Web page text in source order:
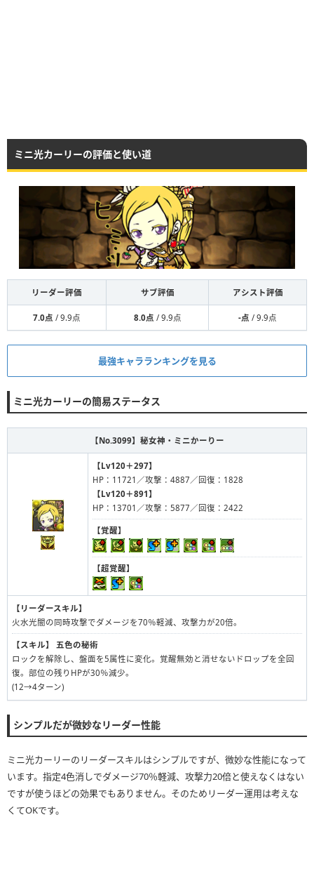
ミニ光カーリーの評価と使い道
リーダー評価 サブ評価 アシスト評価
7.0点 / 9.9点 8.0点 / 9.9点 -点 / 9.9点
最強キャラランキングを見る
ミニ光カーリーの簡易ステータス
【No.3099】 秘女神・ミニかーりー
【Lv120＋297】
HP：11721／攻撃：4887／回復：1828
【Lv120＋891】
HP：13701／攻撃：5877／回復：2422
【覚醒】
【超覚醒】
【リーダースキル】
火水光闇の同時攻撃でダメージを70％軽減、攻撃力が20倍。
【スキル】
五色の秘術
ロックを解除し、盤面を5属性に変化。覚醒無効と消せないドロップを全回
復。部位の残りHPが30％減少。
(12→4ターン)
シンプルだが微妙なリーダー性能
ミニ光カーリーのリーダースキルはシンプルですが、微妙な性能になって
います。指定4色消しでダメージ70％軽減、攻撃力20倍と使えなくはない
ですが使うほどの効果でもありません。そのためリーダー運用は考えな
くてOKです。